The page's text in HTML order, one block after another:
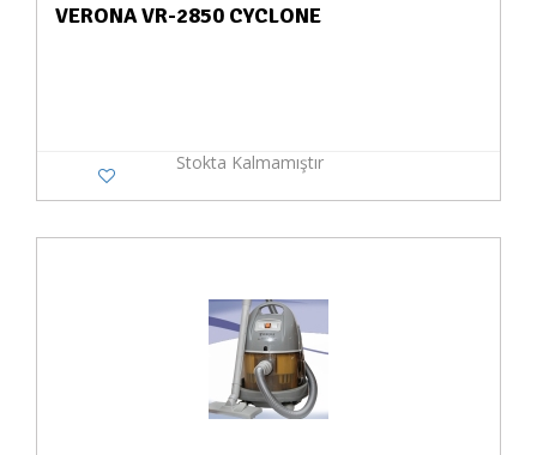
VERONA VR-2850 CYCLONE
Stokta Kalmamıştır